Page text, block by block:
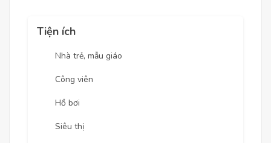
Tiện ích
Nhà trẻ, mẫu giáo
Công viên
Hồ bơi
Siêu thị